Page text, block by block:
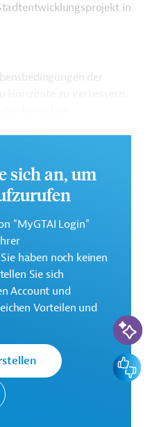
in
der
Entwicklungsprojekt
IDB.
sich an, um
"MyGTAI Login"
haben noch keinen
Sie sich
Account und
Vorteilen und
KI-